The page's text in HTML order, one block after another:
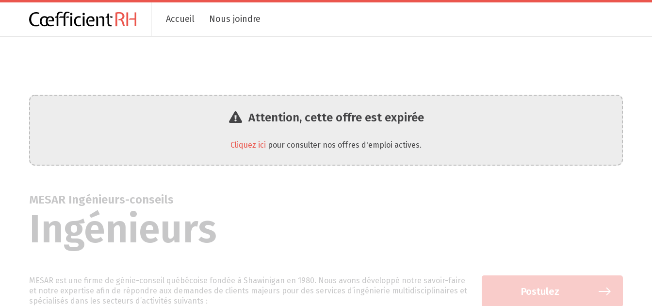
Accueil Nous joindre
Attention, cette offre est expirée
Cliquez ici pour consulter nos offres d'emploi actives.
MESAR Ingénieurs-conseils
Ingénieurs
MESAR est une firme de génie-conseil québécoise fondée à Shawinigan en 1980. Nous avons développé notre savoir-faire
et notre expertise afin de répondre aux demandes de clients majeurs pour des services d’ingénierie multidisciplinaires et
spécialisés dans les secteurs d’activités suivants :
Postulez